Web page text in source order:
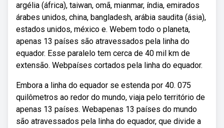
argélia (áfrica), taiwan, omã, mianmar, índia, emirados
árabes unidos, china, bangladesh, arábia saudita (ásia),
estados unidos, méxico e. Webem todo o planeta,
apenas 13 países são atravessados pela linha do
equador. Esse paralelo tem cerca de 40 mil km de
extensão. Webpaíses cortados pela linha do equador.
Embora a linha do equador se estenda por 40. 075
quilômetros ao redor do mundo, viaja pelo território de
apenas 13 países. Webapenas 13 países do mundo
são atravessados pela linha do equador, que divide a